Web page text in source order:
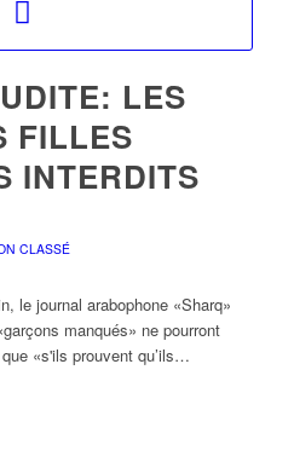
LES
FILLES
INTERDITS
CLASSÉ
le journal arabophone «Sharq»
manqués» ne pourront
«s'ils prouvent qu’ils…